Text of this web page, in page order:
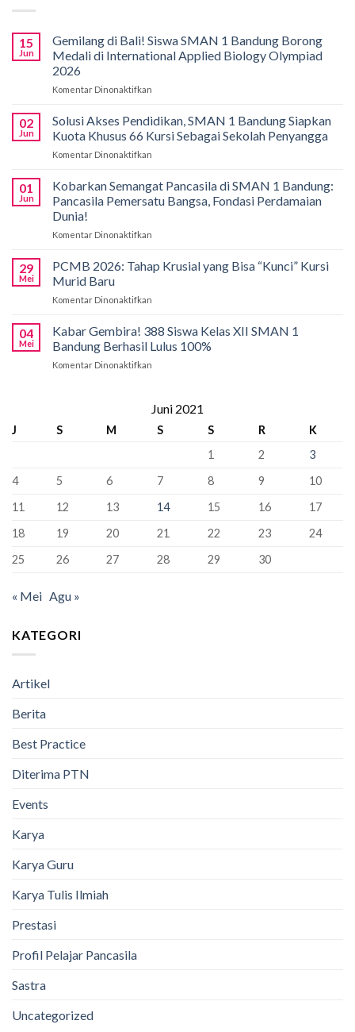
15
Jun
Gemilang di Bali! Siswa SMAN 1 Bandung Borong
Medali di International Applied Biology Olympiad
2026
Komentar Dinonaktifkan
di
Bali!
Siswa
Bandung
Borong
Biology
02
Jun
Solusi Akses Pendidikan, SMAN 1 Bandung Siapkan
Kuota Khusus 66 Kursi Sebagai Sekolah Penyangga
Komentar Dinonaktifkan
Akses
Pendidikan,
SMAN
Kuota
Khusus
Sekolah
Penyangga
01
Jun
Kobarkan Semangat Pancasila di SMAN 1 Bandung:
Pancasila Pemersatu Bangsa, Fondasi Perdamaian
Dunia!
Komentar Dinonaktifkan
Semangat
Pancasila
Bandung:
Pancasila
Dunia!
29
Mei
PCMB 2026: Tahap Krusial yang Bisa “Kunci” Kursi
Murid Baru
Komentar Dinonaktifkan
2026:
Tahap
Krusial
Kursi
Baru
04
Mei
Kabar Gembira! 388 Siswa Kelas XII SMAN 1
Bandung Berhasil Lulus 100%
Komentar Dinonaktifkan
388
Kelas
Bandung
Lulus
100%
Juni 2021
J S M S S R
K
1
2
3
4
5 6 7 8 9
10
11
12 13 14 15 16
17
18
19 20 21 22 23
24
25
26 27 28 29 30
« Mei Agu »
KATEGORI
Artikel
Berita
Best Practice
Diterima PTN
Events
Karya
Karya Guru
Karya Tulis Ilmiah
Prestasi
Profil Pelajar Pancasila
Sastra
Uncategorized